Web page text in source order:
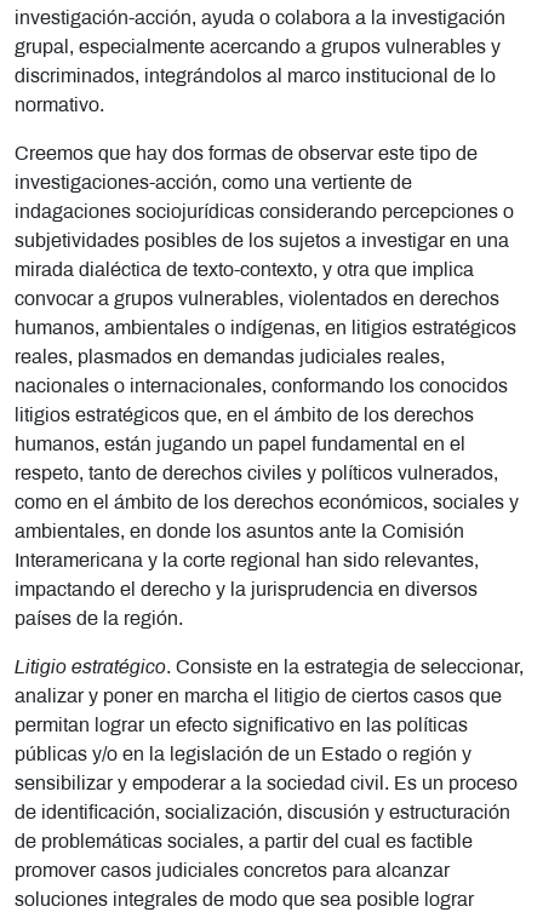
investigación-acción, ayuda o colabora a la investigación
grupal, especialmente acercando a grupos vulnerables y
discriminados, integrándolos al marco institucional de lo
normativo.
Creemos que hay dos formas de observar este tipo de
investigaciones-acción, como una vertiente de
indagaciones sociojurídicas considerando percepciones o
subjetividades posibles de los sujetos a investigar en una
mirada dialéctica de texto-contexto, y otra que implica
convocar a grupos vulnerables, violentados en derechos
humanos, ambientales o indígenas, en litigios estratégicos
reales, plasmados en demandas judiciales reales,
nacionales o internacionales, conformando los conocidos
litigios estratégicos que, en el ámbito de los derechos
humanos, están jugando un papel fundamental en el
respeto, tanto de derechos civiles y políticos vulnerados,
como en el ámbito de los derechos económicos, sociales y
ambientales, en donde los asuntos ante la Comisión
Interamericana y la corte regional han sido relevantes,
impactando el derecho y la jurisprudencia en diversos
países de la región.
Litigio estratégico. Consiste en la estrategia de seleccionar,
analizar y poner en marcha el litigio de ciertos casos que
permitan lograr un efecto significativo en las políticas
públicas y/o en la legislación de un Estado o región y
sensibilizar y empoderar a la sociedad civil. Es un proceso
de identificación, socialización, discusión y estructuración
de problemáticas sociales, a partir del cual es factible
promover casos judiciales concretos para alcanzar
soluciones integrales de modo que sea posible lograr